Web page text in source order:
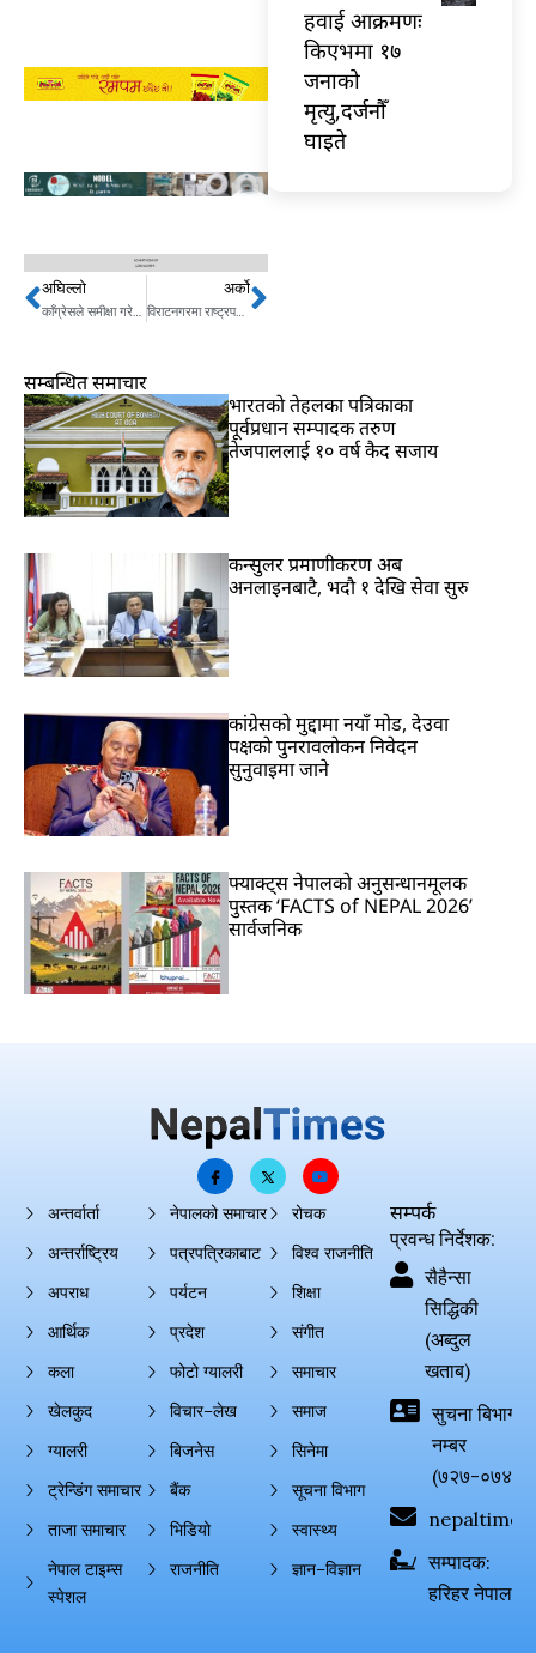
Prev
अघिल्लो
काँग्रेसले समीक्षा गरेर नयाँ बाटो तय गर्नुपर्छ ः नेता सिटौला
अर्को
विराटनगरमा राष्ट्रपति रनिङशिल्ड प्रतियोगिता सुरु Next
हवाई आक्रमणः
किएभमा १७
जनाको
मृत्यु,दर्जनौँ
घाइते
सम्बन्धित समाचार
भारतकाे तेहलका पत्रिकाका
पूर्वप्रधान सम्पादक तरुण
तेजपाललाई १० वर्ष कैद सजाय
कन्सुलर प्रमाणीकरण अब
अनलाइनबाटै, भदौ १ देखि सेवा सुरु
कांग्रेसको मुद्दामा नयाँ मोड, देउवा
पक्षको पुनरावलोकन निवेदन
सुनुवाइमा जाने
फ्याक्ट्स नेपालको अनुसन्धानमूलक
पुस्तक ‘FACTS of NEPAL 2026’
सार्वजनिक
अन्तर्वार्ता
अन्तर्राष्ट्रिय
अपराध
आर्थिक
कला
खेलकुद
ग्यालरी
ट्रेन्डिंग समाचार
ताजा समाचार
नेपाल टाइम्स
स्पेशल
नेपालको समाचार
पत्रपत्रिकाबाट
पर्यटन
प्रदेश
फोटो ग्यालरी
विचार–लेख
बिजनेस
बैंक
भिडियो
राजनीति
रोचक
विश्व राजनीति
शिक्षा
संगीत
समाचार
समाज
सिनेमा
सूचना विभाग
स्वास्थ्य
ज्ञान–विज्ञान
सम्पर्क
प्रवन्ध निर्देशक:
सैहैन्सा
सिद्धिकी
(अब्दुल
खताब)
सुचना बिभाग
नम्बर
(७२७-०७४-
सम्पादक:
हरिहर नेपाल